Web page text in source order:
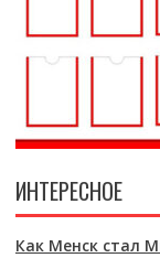
ИНТЕРЕСНОЕ
Как Менск стал